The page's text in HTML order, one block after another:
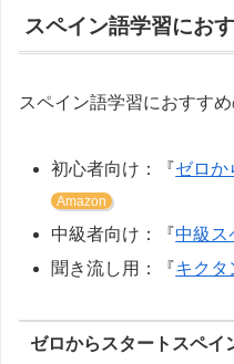
スペイン語学習にお
スペイン語学習におすす
初心者向け：『ゼロか
Amazon
中級者向け：『中級ス
聞き流し用：『キクタ
ゼロからスタートスペイ